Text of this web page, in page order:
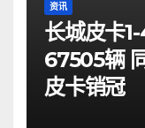
资讯
长城皮卡
67505辆
皮卡销冠